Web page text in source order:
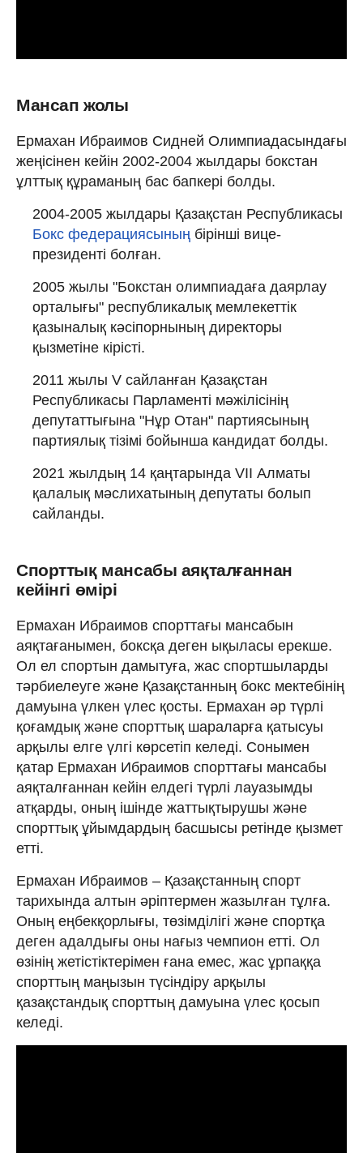
Мансап жолы
Ермахан Ибраимов Сидней Олимпиадасындағы
жеңісінен кейін 2002-2004 жылдары бокстан
ұлттық құраманың бас бапкері болды.
2004-2005 жылдары Қазақстан Республикасы
Бокс федерациясының бірінші вице-
президенті болған.
2005 жылы "Бокстан олимпиадаға даярлау
орталығы" республикалық мемлекеттік
қазыналық кәсіпорнының директоры
қызметіне кірісті.
2011 жылы V сайланған Қазақстан
Республикасы Парламенті мәжілісінің
депутаттығына "Нұр Отан" партиясының
партиялық тізімі бойынша кандидат болды.
2021 жылдың 14 қаңтарында VII Алматы
қалалық мәслихатының депутаты болып
сайланды.
Спорттық мансабы аяқталғаннан
кейінгі өмірі
Ермахан Ибраимов спорттағы мансабын
аяқтағанымен, боксқа деген ықыласы ерекше.
Ол ел спортын дамытуға, жас спортшыларды
тәрбиелеуге және Қазақстанның бокс мектебінің
дамуына үлкен үлес қосты. Ермахан әр түрлі
қоғамдық және спорттық шараларға қатысуы
арқылы елге үлгі көрсетіп келеді. Сонымен
қатар Ермахан Ибраимов спорттағы мансабы
аяқталғаннан кейін елдегі түрлі лауазымды
атқарды, оның ішінде жаттықтырушы және
спорттық ұйымдардың басшысы ретінде қызмет
етті.
Ермахан Ибраимов – Қазақстанның спорт
тарихында алтын әріптермен жазылған тұлға.
Оның еңбекқорлығы, төзімділігі және спортқа
деген адалдығы оны нағыз чемпион етті. Ол
өзінің жетістіктерімен ғана емес, жас ұрпаққа
спорттың маңызын түсіндіру арқылы
қазақстандық спорттың дамуына үлес қосып
келеді.